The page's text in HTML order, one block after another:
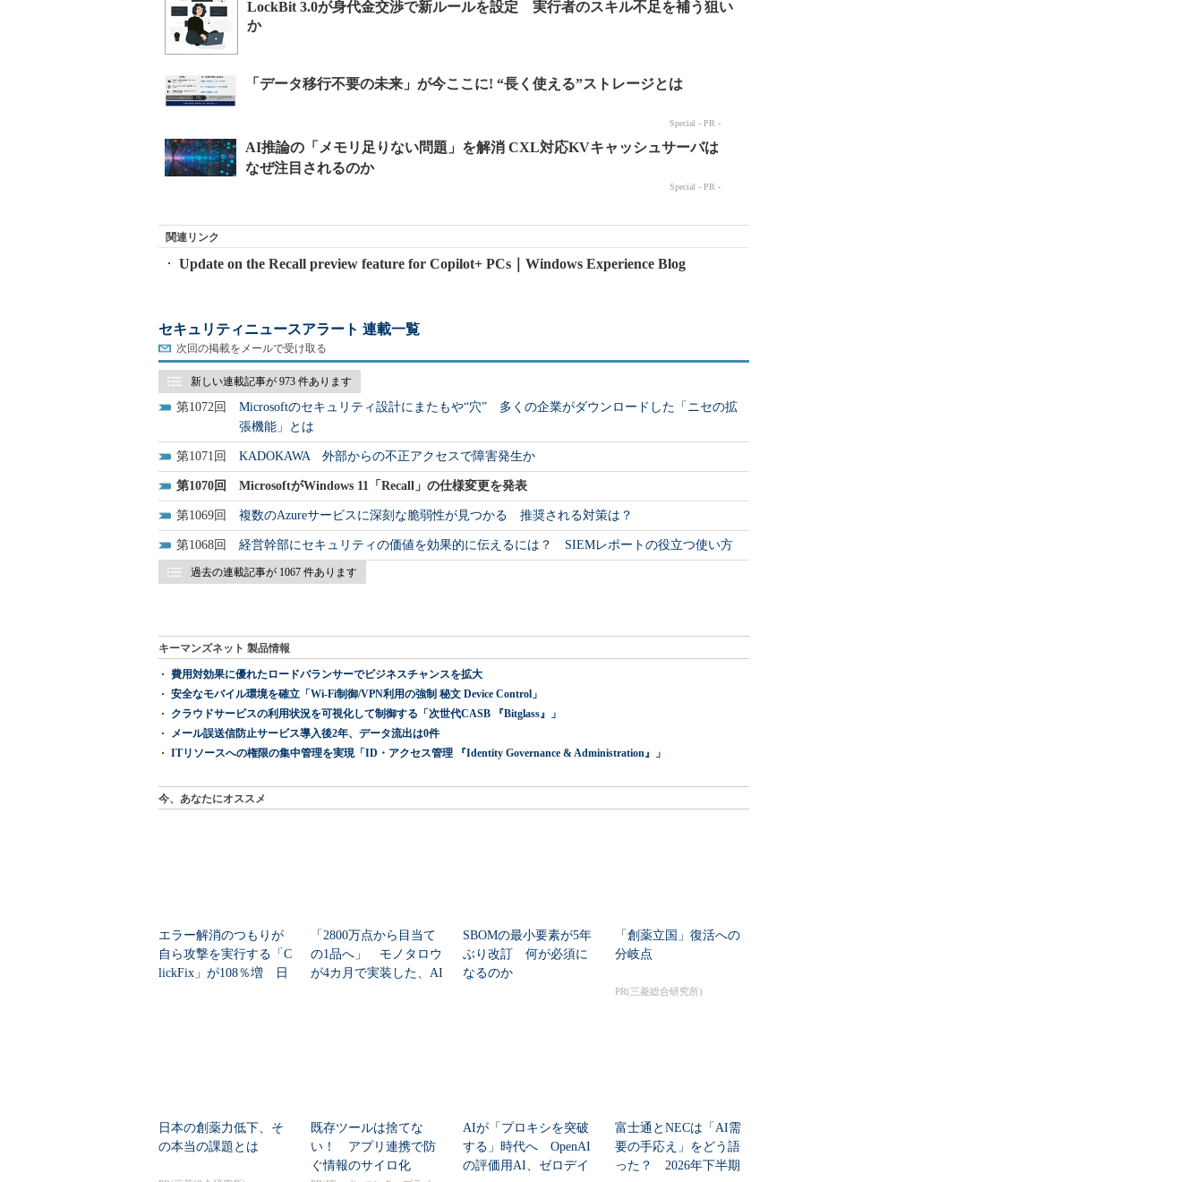
LockBit 3.0が身代金交渉で新ルールを設定 実行者のスキル不足を補う狙い
か
関連リンク
Update on the Recall preview feature for Copilot+ PCs｜Windows Experience Blog
セキュリティニュースアラート 連載一覧
次回の掲載をメールで受け取る
新しい連載記事が 973 件あります
1072
Microsoftのセキュリティ設計にまたもや“穴” 多くの企業がダウンロードした「ニセの拡
張機能」とは
1071 KADOKAWA 外部からの不正アクセスで障害発生か
1070 MicrosoftがWindows 11「Recall」の仕様変更を発表
1069 複数のAzureサービスに深刻な脆弱性が見つかる 推奨される対策は？
1068 経営幹部にセキュリティの価値を効果的に伝えるには？ SIEMレポートの役立つ使い方
過去の連載記事が 1067 件あります
キーマンズネット 製品情報
費用対効果に優れたロードバランサーでビジネスチャンスを拡大
安全なモバイル環境を確立「Wi-Fi制御/VPN利用の強制 秘文 Device Control」
クラウドサービスの利用状況を可視化して制御する「次世代CASB 『Bitglass』」
メール誤送信防止サービス導入後2年、データ流出は0件
ITリソースへの権限の集中管理を実現「ID・アクセス管理 『Identity Governance & Administration』」
今、あなたにオススメ
エラー解消のつもりが
自ら攻撃を実行する「C
lickFix」が108％増 日
「2800万点から目当て
の1品へ」 モノタロウ
が4カ月で実装した、AI
SBOMの最小要素が5年
ぶり改訂 何が必須に
なるのか
「創薬立国」復活への
分岐点
PR(三菱総合研究所)
日本の創薬力低下、そ
の本当の課題とは
既存ツールは捨てな
い！ アプリ連携で防
ぐ情報のサイロ化
AIが「プロキシを突破
する」時代へ OpenAI
の評価用AI、ゼロデイ
富士通とNECは「AI需
要の手応え」をどう語
った？ 2026年下半期